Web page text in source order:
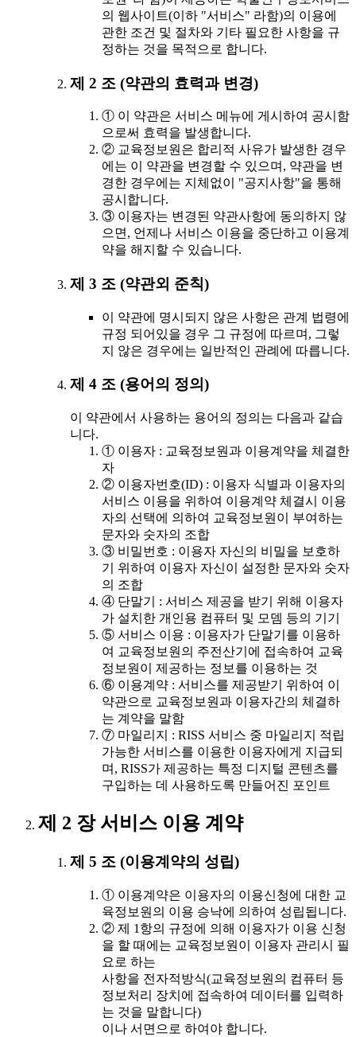
의 웹사이트(이하 "서비스" 라함)의 이용에
관한 조건 및 절차와 기타 필요한 사항을 규
정하는 것을 목적으로 합니다.
제 2 조 (약관의 효력과 변경)
① 이 약관은 서비스 메뉴에 게시하여 공시함
으로써 효력을 발생합니다.
② 교육정보원은 합리적 사유가 발생한 경우
에는 이 약관을 변경할 수 있으며, 약관을 변
경한 경우에는 지체없이 "공지사항"을 통해
공시합니다.
③ 이용자는 변경된 약관사항에 동의하지 않
으면, 언제나 서비스 이용을 중단하고 이용계
약을 해지할 수 있습니다.
제 3 조 (약관외 준칙)
이 약관에 명시되지 않은 사항은 관계 법령에
규정 되어있을 경우 그 규정에 따르며, 그렇
지 않은 경우에는 일반적인 관례에 따릅니다.
제 4 조 (용어의 정의)
이 약관에서 사용하는 용어의 정의는 다음과 같습
니다.
① 이용자 : 교육정보원과 이용계약을 체결한
자
② 이용자번호(ID) : 이용자 식별과 이용자의
서비스 이용을 위하여 이용계약 체결시 이용
자의 선택에 의하여 교육정보원이 부여하는
문자와 숫자의 조합
③ 비밀번호 : 이용자 자신의 비밀을 보호하
기 위하여 이용자 자신이 설정한 문자와 숫자
의 조합
④ 단말기 : 서비스 제공을 받기 위해 이용자
가 설치한 개인용 컴퓨터 및 모뎀 등의 기기
⑤ 서비스 이용 : 이용자가 단말기를 이용하
여 교육정보원의 주전산기에 접속하여 교육
정보원이 제공하는 정보를 이용하는 것
⑥ 이용계약 : 서비스를 제공받기 위하여 이
약관으로 교육정보원과 이용자간의 체결하
는 계약을 말함
⑦ 마일리지 : RISS 서비스 중 마일리지 적립
가능한 서비스를 이용한 이용자에게 지급되
며, RISS가 제공하는 특정 디지털 콘텐츠를
구입하는 데 사용하도록 만들어진 포인트
제 2 장 서비스 이용 계약
제 5 조 (이용계약의 성립)
① 이용계약은 이용자의 이용신청에 대한 교
육정보원의 이용 승낙에 의하여 성립됩니다.
② 제 1항의 규정에 의해 이용자가 이용 신청
을 할 때에는 교육정보원이 이용자 관리시 필
요로 하는
사항을 전자적방식(교육정보원의 컴퓨터 등
정보처리 장치에 접속하여 데이터를 입력하
는 것을 말합니다)
이나 서면으로 하여야 합니다.